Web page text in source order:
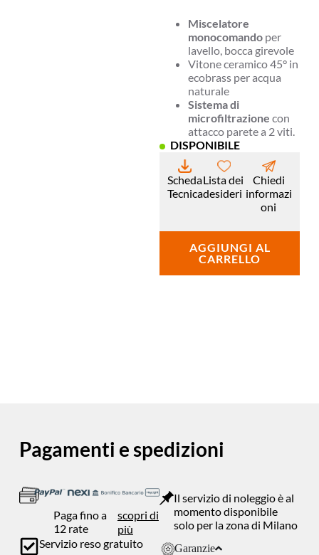
Miscelatore
monocomando per
lavello, bocca girevole
Vitone ceramico 45° in
ecobrass per acqua
naturale
Sistema di
microfiltrazione con
attacco parete a 2 viti.
DISPONIBILE
Scheda
Tecnica
Lista dei
desideri
Chiedi
informazi
oni
AGGIUNGI AL
CARRELLO
Pagamenti e spedizioni
Paga fino a
12 rate
scopri di
più
Servizio reso gratuito
Il servizio di noleggio è al
momento disponibile
solo per la zona di Milano
Garanzie